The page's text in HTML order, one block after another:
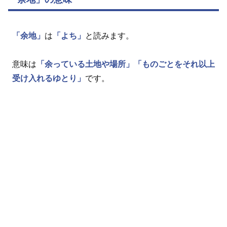
「余地」 は 「よち」 と読みます。
意味は 「余っている土地や場所」
「ものごとをそれ以上
受け入れるゆとり」 です。